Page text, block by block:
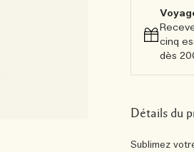
cinq
dès
Détails du
Sublimez